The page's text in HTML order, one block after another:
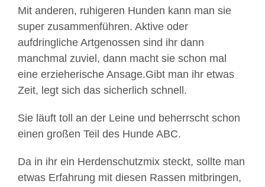
Mit anderen, ruhigeren Hunden kann man sie
super zusammenführen. Aktive oder
aufdringliche Artgenossen sind ihr dann
manchmal zuviel, dann macht sie schon mal
eine erzieherische Ansage.Gibt man ihr etwas
Zeit, legt sich das sicherlich schnell.
Sie läuft toll an der Leine und beherrscht schon
einen großen Teil des Hunde ABC.
Da in ihr ein Herdenschutzmix steckt, sollte man
etwas Erfahrung mit diesen Rassen mitbringen,